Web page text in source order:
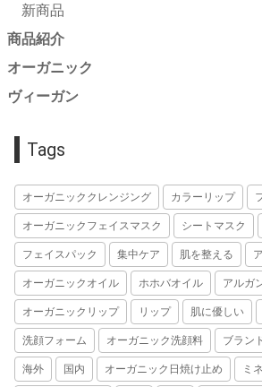
新商品
商品紹介
オーガニック
ヴィーガン
Tags
オーガニッククレンジング カラーリップ
オーガニックフェイスマスク シートマスク
フェイスパック 集中ケア 肌を整える
オーガニックオイル ホホバオイル アルガ
オーガニックリップ リップ 肌に優しい
洗顔フォーム オーガニック洗顔料 ブラン
海外 国内 オーガニック日焼け止め ミ